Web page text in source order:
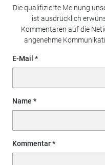
Die qualifizierte Meinung
ist ausdrücklich
Kommentaren auf die
angenehme
E-Mail
Name
Kommentar